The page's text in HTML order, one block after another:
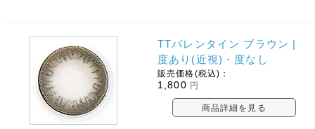
TTバレンタイン ブラウン |
度あり(近視)・度なし
販売価格(税込)：
1,800 円
商品詳細を見る